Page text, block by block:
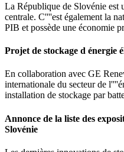
La République de Slovénie est
centrale. C''''est également la
PIB et possède une économie
Projet de stockage d énergie
En collaboration avec GE
internationale du secteur de
installation de stockage par
Annonce de la liste des
Slovénie